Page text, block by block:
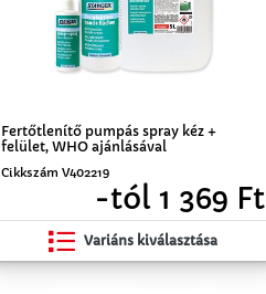
Fertőtlenítő pumpás spray kéz +
felület, WHO ajánlásával
Cikkszám V402219
-tól 1 369 Ft
Variáns kiválasztása